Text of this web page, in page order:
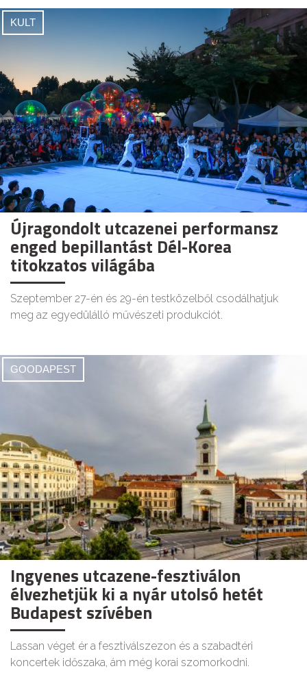
KULT
Újragondolt utcazenei performansz
enged bepillantást Dél-Korea
titokzatos világába
Szeptember 27-én és 29-én testközelből csodálhatjuk
meg az egyedülálló művészeti produkciót.
GOODAPEST
Ingyenes utcazene-fesztiválon
élvezhetjük ki a nyár utolsó hetét
Budapest szívében
Lassan véget ér a fesztiválszezon és a szabadtéri
koncertek időszaka, ám még korai szomorkodni.